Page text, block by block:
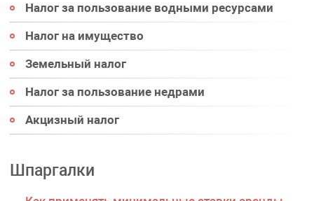
Налог за пользование водными ресурсами
Налог на имущество
Земельный налог
Налог за пользование недрами
Акцизный налог
Шпаргалки